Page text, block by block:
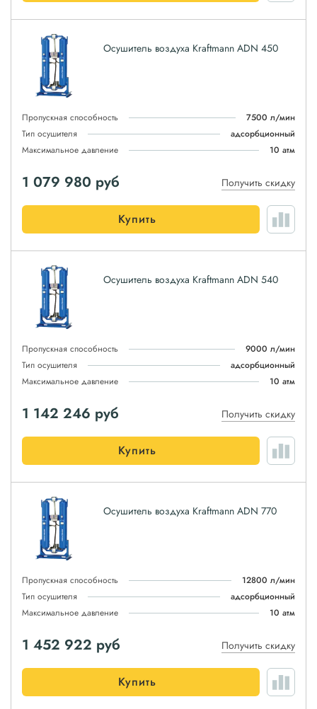
Осушитель воздуха Kraftmann ADN 450
Пропускная способность
7500 л/мин
Тип осушителя
адсорбционный
Максимальное давление
10 атм
1 079 980 руб Получить скидку
Купить
Осушитель воздуха Kraftmann ADN 540
Пропускная способность
9000 л/мин
Тип осушителя
адсорбционный
Максимальное давление
10 атм
1 142 246 руб Получить скидку
Купить
Осушитель воздуха Kraftmann ADN 770
Пропускная способность
12800 л/мин
Тип осушителя
адсорбционный
Максимальное давление
10 атм
1 452 922 руб Получить скидку
Купить